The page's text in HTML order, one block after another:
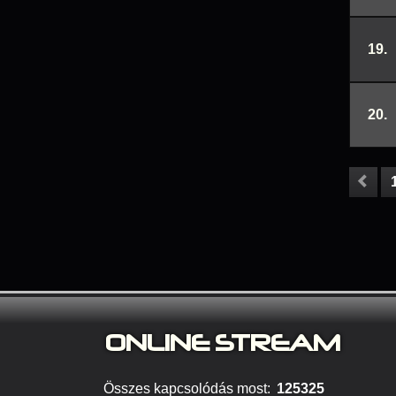
19.
20.
ONLINE STREAM
Összes kapcsolódás most: 125325